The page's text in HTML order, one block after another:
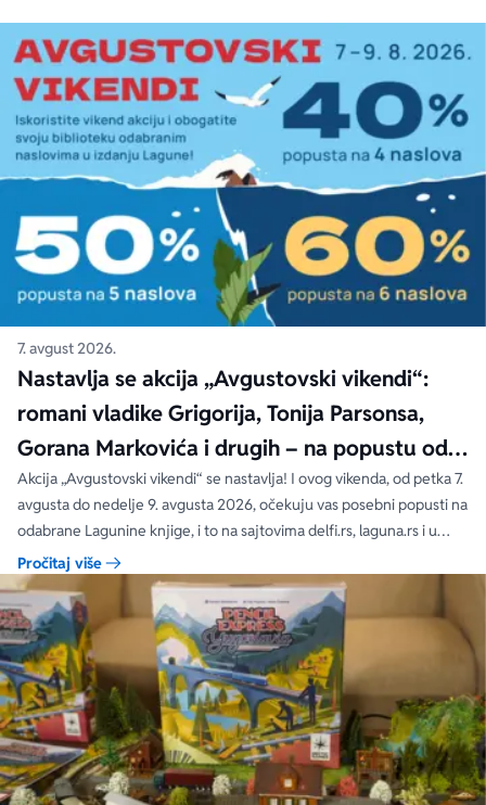
7. avgust 2026.
Nastavlja se akcija „Avgustovski vikendi“:
romani vladike Grigorija, Tonija Parsonsa,
Gorana Markovića i drugih – na popustu od
čak 40, 50 i 60%
Akcija „Avgustovski vikendi“ se nastavlja! I ovog vikenda, od petka 7.
avgusta do nedelje 9. avgusta 2026, očekuju vas posebni popusti na
odabrane Lagunine knjige, i to na sajtovima delfi.rs, laguna.rs i u
svim Delfi knjižarama.
Pročitaj više